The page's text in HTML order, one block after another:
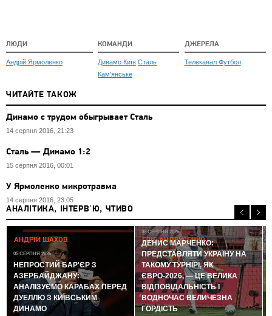
ЛЮДИ
Андрій Ярмоленко
КОМАНДИ
Динамо Київ Сталь
Кам'янське
ДЖЕРЕЛА
Телеканал Футбол
ЧИТАЙТЕ ТАКОЖ
Динамо с трудом обыгрывает Сталь
14 серпня 2016, 21:23
Сталь — Динамо 1:2
15 серпня 2016, 00:01
У Ярмоленко микротравма
14 серпня 2016, 23:05
АНАЛІТИКА, ІНТЕРВ'Ю, ЧТИВО
АНДРІЙ ШАХОВ
05 СЕРПНЯ 2026
НЕПРОСТИЙ БАР'ЄР З
АЗЕРБАЙДЖАНУ:
АНАЛІЗУЄМО КАРАБАХ ПЕРЕД
ДУЕЛЛЮ З КИЇВСЬКИМ
ДИНАМО
ГЛІБ АНДРУСЕНКО
05 СЕРПНЯ 2026
ДЕНИС МАРЧЕНКО:
ПРЕДСТАВЛЯТИ УКРАЇНУ НА
ТАКОМУ ТУРНІРІ, ЯК
ЄВРО-2026, — ЦЕ ВЕЛИКА
ВІДПОВІДАЛЬНІСТЬ І
ВОДНОЧАС ВЕЛИЧЕЗНА
ГОРДІСТЬ